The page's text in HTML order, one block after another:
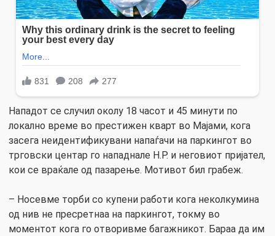
Нападот се случил околу 18 часот и 45 минути по
локално време во престижен кварт во Мајами, кога
засега неидентификувани напаѓачи на паркингот во
трговски центар го нападнале Н.Р. и неговиот пријател,
кои се враќале од пазарење. Мотивот бил грабеж.
– Носевме торби со купени работи кога неколкумина
од нив не пресретнаа на паркингот, токму во
моментот кога го отворивме багажникот. Бараа да им